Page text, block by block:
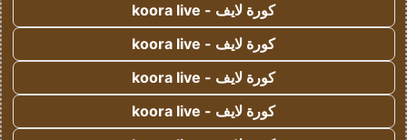
كورة لايف - koora live
كورة لايف - koora live
كورة لايف - koora live
كورة لايف - koora live